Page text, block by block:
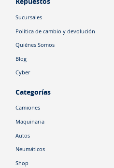
Repuestos
Sucursales
Política de cambio y devolución
Quiénes Somos
Blog
Cyber
Categorías
Camiones
Maquinaria
Autos
Neumáticos
Shop